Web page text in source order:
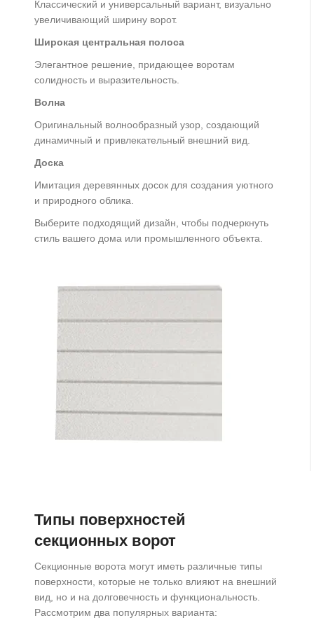
Классический и универсальный вариант, визуально
увеличивающий ширину ворот.
Широкая центральная полоса
Элегантное решение, придающее воротам
солидность и выразительность.
Волна
Оригинальный волнообразный узор, создающий
динамичный и привлекательный внешний вид.
Доска
Имитация деревянных досок для создания уютного
и природного облика.
Выберите подходящий дизайн, чтобы подчеркнуть
стиль вашего дома или промышленного объекта.
Типы поверхностей
секционных ворот
Секционные ворота могут иметь различные типы
поверхности, которые не только влияют на внешний
вид, но и на долговечность и функциональность.
Рассмотрим два популярных варианта: